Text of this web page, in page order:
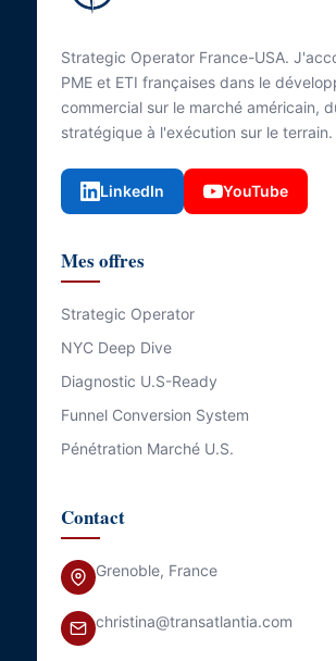
Strategic Operator France-USA.
PME et ETI françaises dans le
commercial sur le marché américain,
stratégique à l'exécution sur le terrain.
LinkedIn YouTube
Mes offres
Strategic Operator
NYC Deep Dive
Diagnostic U.S-Ready
Funnel Conversion System
Pénétration Marché U.S.
Contact
Grenoble, France
christina@transatlantia.com